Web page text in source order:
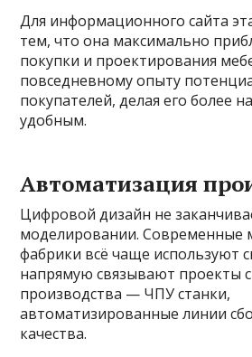
Для информационного сайта
тем, что она максимально
покупки и проектирования
повседневному опыту
покупателей, делая его более
удобным.
Автоматизация
Цифровой дизайн не
моделировании. Современные
фабрики всё чаще используют
напрямую связывают проекты с
производства — ЧПУ станки,
автоматизированные линии
качества.